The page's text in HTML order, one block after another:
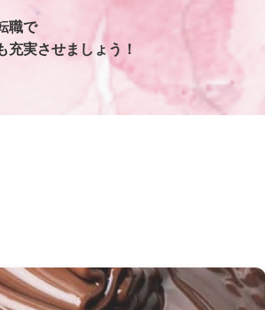
職で
充実させましょう！